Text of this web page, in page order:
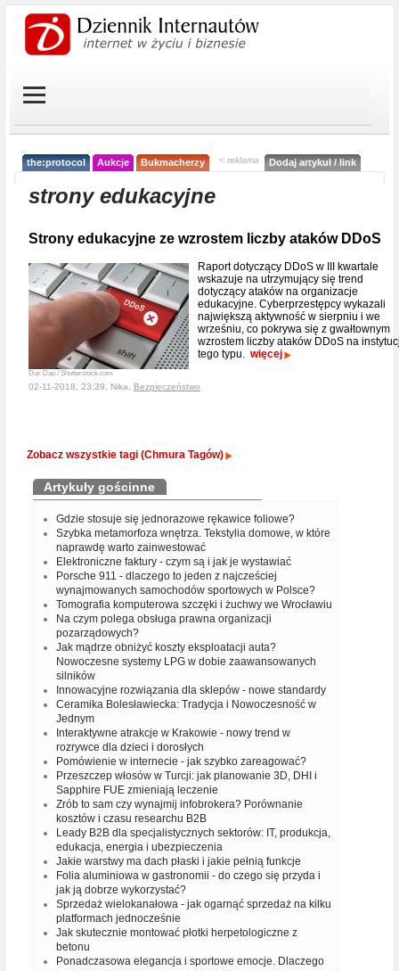
the:protocol Aukcje Bukmacherzy < reklama Dodaj artykuł / link
strony edukacyjne
Strony edukacyjne ze wzrostem liczby ataków DDoS
Duc Dao / Shutterstock.com
Raport dotyczący DDoS w III kwartale
wskazuje na utrzymujący się trend
dotyczący ataków na organizacje
edukacyjne. Cyberprzestępcy wykazali
największą aktywność w sierpniu i we
wrześniu, co pokrywa się z gwałtownym
wzrostem liczby ataków DDoS na
tego typu. więcej
02-11-2018, 23:39, Nika, Bezpieczeństwo
Zobacz wszystkie tagi (Chmura Tagów)
Artykuły gościnne
Gdzie stosuje się jednorazowe rękawice foliowe?
Szybka metamorfoza wnętrza. Tekstylia domowe, w które
naprawdę warto zainwestować
Elektroniczne faktury - czym są i jak je wystawiać
Porsche 911 - dlaczego to jeden z najcześciej
wynajmowanych samochodów sportowych w Polsce?
Tomografia komputerowa szczęki i żuchwy we Wrocławiu
Na czym polega obsługa prawna organizacji
pozarządowych?
Jak mądrze obniżyć koszty eksploatacji auta?
Nowoczesne systemy LPG w dobie zaawansowanych
silników
Innowacyjne rozwiązania dla sklepów - nowe standardy
Ceramika Bolesławiecka: Tradycja i Nowoczesność w
Jednym
Interaktywne atrakcje w Krakowie - nowy trend w
rozrywce dla dzieci i dorosłych
Pomówienie w internecie - jak szybko zareagować?
Przeszczep włosów w Turcji: jak planowanie 3D, DHI i
Sapphire FUE zmieniają leczenie
Zrób to sam czy wynajmij infobrokera? Porównanie
kosztów i czasu researchu B2B
Leady B2B dla specjalistycznych sektorów: IT, produkcja,
edukacja, energia i ubezpieczenia
Jakie warstwy ma dach płaski i jakie pełnią funkcje
Folia aluminiowa w gastronomii - do czego się przyda i
jak ją dobrze wykorzystać?
Sprzedaż wielokanałowa - jak ogarnąć sprzedaż na kilku
platformach jednocześnie
Jak skutecznie montować płotki herpetologiczne z
betonu
Ponadczasowa elegancja i sportowe emocje. Dlaczego